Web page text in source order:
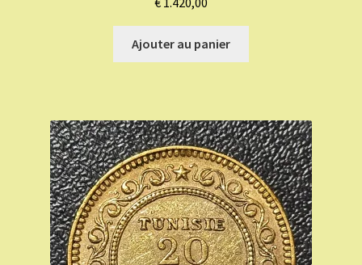
Ajouter au panier